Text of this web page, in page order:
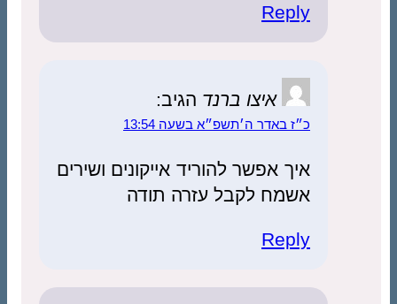
Reply
איצו ברנד הגיב:
כ״ז באדר ה׳תשפ״א בשעה 13:54
איך אפשר להוריד אייקונים ושירים
אשמח לקבל עזרה תודה
Reply